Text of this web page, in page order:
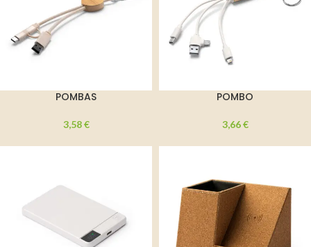
POMBAS
3,58€
POMBO
3,66€